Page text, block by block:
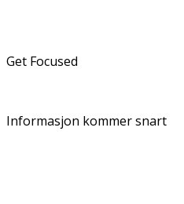
Get Focused
Informasjon kommer snart